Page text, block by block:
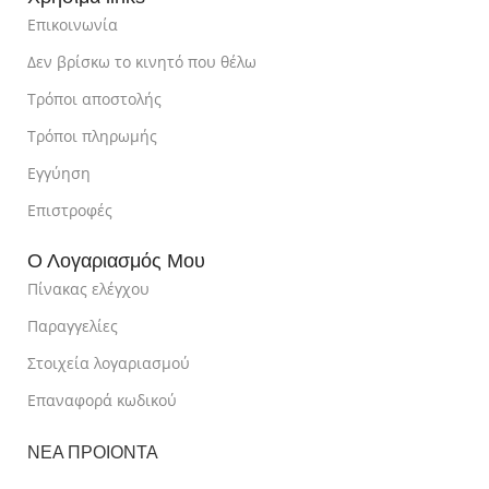
Επικοινωνία
Δεν βρίσκω το κινητό που θέλω
Τρόποι αποστολής
Τρόποι πληρωμής
Εγγύηση
Επιστροφές
Ο Λογαριασμός Μου
Πίνακας ελέγχου
Παραγγελίες
Στοιχεία λογαριασμού
Επαναφορά κωδικού
ΝΕΑ ΠΡΟΙΟΝΤΑ